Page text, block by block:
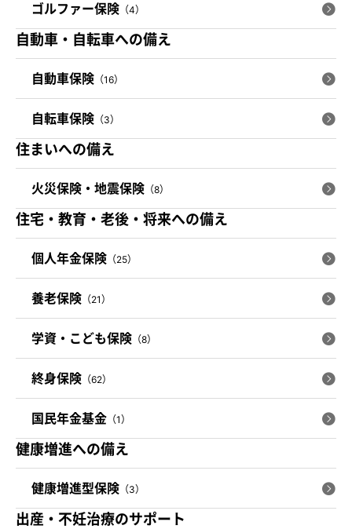
ゴルファー保険 （4）
自動車・自転車への備え
自動車保険 （16）
自転車保険 （3）
住まいへの備え
火災保険・地震保険 （8）
住宅・教育・老後・将来への備え
個人年金保険 （25）
養老保険 （21）
学資・こども保険 （8）
終身保険 （62）
国民年金基金 （1）
健康増進への備え
健康増進型保険 （3）
出産・不妊治療のサポート